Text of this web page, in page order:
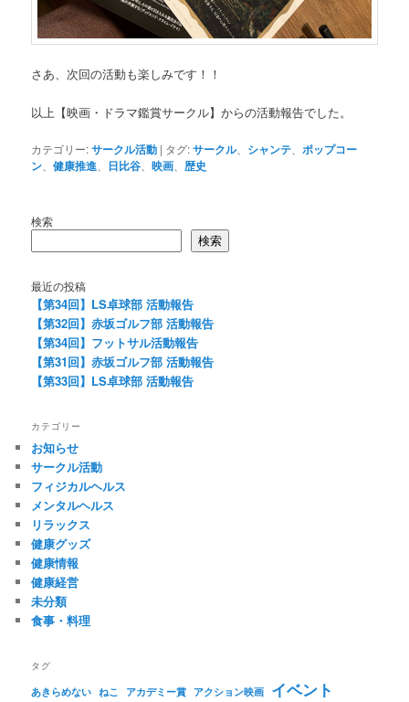
さあ、次回の活動も楽しみです！！
以上【映画・ドラマ鑑賞サークル】からの活動報告でした。
カテゴリー:サークル活動 | タグ:サークル、 シャンテ
ポップコー
ン 、健康推進 日比谷 、映画 歴史
検索
検索
最近の投稿
【第34回】LS卓球部 活動報告
【第32回】赤坂ゴルフ部 活動報告
【第34回】フットサル活動報告
【第31回】赤坂ゴルフ部 活動報告
【第33回】LS卓球部 活動報告
カテゴリー
お知らせ
サークル活動
フィジカルヘルス
メンタルヘルス
リラックス
健康グッズ
健康情報
健康経営
未分類
食事・料理
タグ
あきらめない ねこ アカデミー賞 アクション映画 イベント